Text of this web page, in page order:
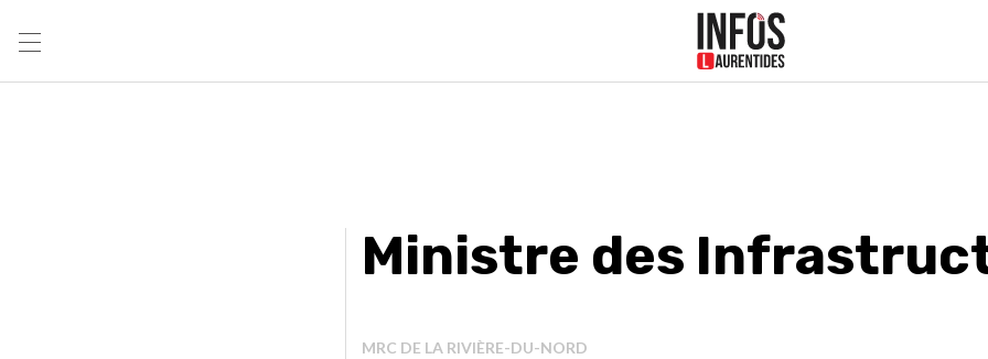
Ministre des
MRC DE LA RIVIÈRE-DU-NORD